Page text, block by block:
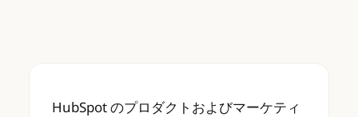
HubSpot のプロダクトおよびマーケティ
HubSpot のプロダクトおよびマーケティ